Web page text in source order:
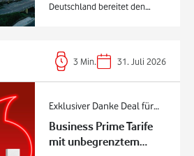
Deutschland bereitet den
Gigabit-Ausbau: Nach Vorgabe
angehören.
Bundesnetzagentur muss
3 Min. 31. Juli 2026
Exklusiver Danke Deal für
Geschäftskunden
Business Prime Tarife
mit unbegrenztem